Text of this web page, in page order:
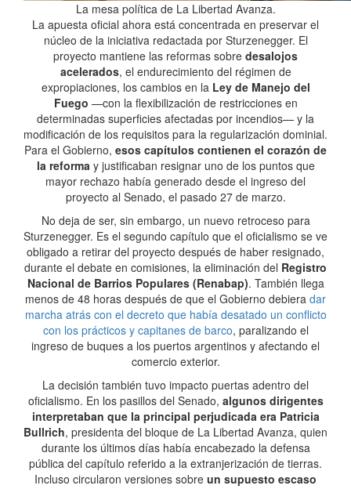
La mesa política de La Libertad Avanza.
La apuesta oficial ahora está concentrada en preservar el
núcleo de la iniciativa redactada por Sturzenegger. El
proyecto mantiene las reformas sobre desalojos
acelerados, el endurecimiento del régimen de
expropiaciones, los cambios en laLey de Manejo del
Fuego —con la flexibilización de restricciones en
determinadas superficies afectadas por incendios— y la
modificación de los requisitos para la regularización dominial.
Para el Gobierno, esos capítulos contienen el corazón de
la reforma y justificaban resignar uno de los puntos que
mayor rechazo había generado desde el ingreso del
proyecto al Senado, el pasado 27 de marzo.
No deja de ser, sin embargo, un nuevo retroceso para
Sturzenegger. Es el segundo capítulo que el oficialismo se ve
obligado a retirar del proyecto después de haber resignado,
durante el debate en comisiones, la eliminación del Registro
Nacional de Barrios Populares (Renabap). También llega
menos de 48 horas después de que el Gobierno debiera dar
marcha atrás con el decreto que había desatado un conflicto
con los prácticos y capitanes de barco, paralizando el
ingreso de buques a los puertos argentinos y afectando el
comercio exterior.
La decisión también tuvo impacto puertas adentro del
oficialismo. En los pasillos del Senado, algunos dirigentes
interpretaban que la principal perjudicada era Patricia
Bullrich, presidenta del bloque de La Libertad Avanza, quien
durante los últimos días había encabezado la defensa
pública del capítulo referido a la extranjerización de tierras.
Incluso circularon versiones sobre un supuesto escaso